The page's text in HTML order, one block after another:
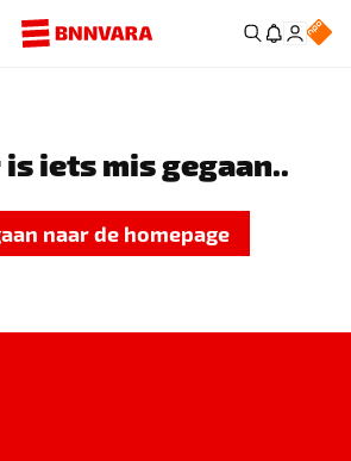
is iets mis gegaan..
naar de homepage